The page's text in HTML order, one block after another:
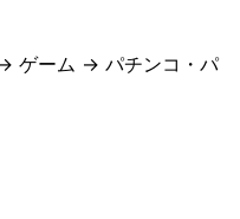
ゲーム → パチンコ・パ